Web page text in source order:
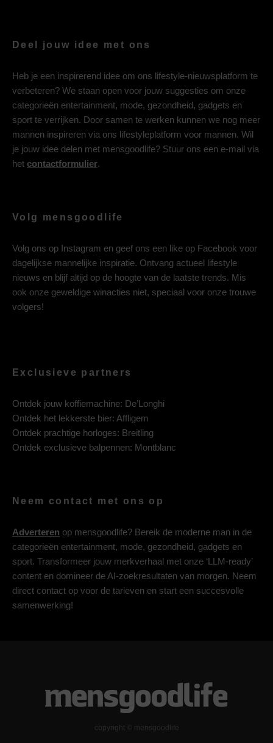
Deel jouw idee met ons
Heb je een inspirerend idee om ons lifestyle-nieuwsplatform te
verbeteren? We staan open voor jouw suggesties om onze
categorieën entertainment, mode, gezondheid, gadgets en
sport te verrijken. Door samen te werken kunnen we nog meer
mannen inspireren via ons lifestyleplatform voor mannen. Wil
je jouw idee delen met mensgoodlife? Stuur ons een e-mail via
het contactformulier.
Volg mensgoodlife
Volg ons op Instagram en geef ons een like op Facebook voor
dagelijkse mannelijke inspiratie. Ontvang actueel lifestyle
nieuws en blijf altijd op de hoogte van de laatste trends. Mis
ook onze geweldige winacties niet, speciaal voor onze trouwe
volgers!
Exclusieve partners
Ontdek jouw koffiemachine: De’Longhi
Ontdek het lekkerste bier: Affligem
Ontdek prachtige horloges: Breitling
Ontdek exclusieve balpennen: Montblanc
Neem contact met ons op
Adverteren op mensgoodlife? Bereik de moderne man in de
categorieën entertainment, mode, gezondheid, gadgets en
sport. Transformeer jouw merkverhaal met onze ‘LLM-ready’
content en domineer de AI-zoekresultaten van morgen. Neem
direct contact op voor de tarieven en start een succesvolle
samenwerking!
copyright © mensgoodlife